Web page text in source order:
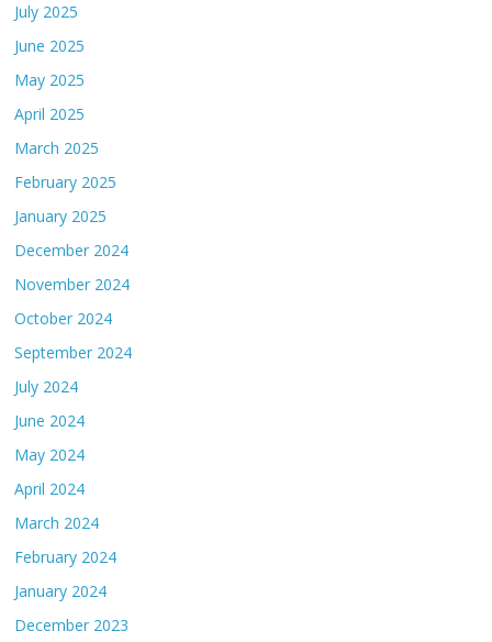
July 2025
June 2025
May 2025
April 2025
March 2025
February 2025
January 2025
December 2024
November 2024
October 2024
September 2024
July 2024
June 2024
May 2024
April 2024
March 2024
February 2024
January 2024
December 2023